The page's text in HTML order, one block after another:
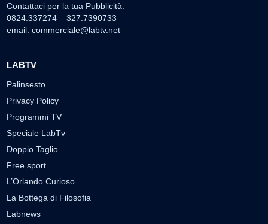
Contattaci per la tua Pubblicità:
0824.337274 – 327.7390733
email: commerciale@labtv.net
LABTV
Palinsesto
Privacy Policy
Programmi TV
Speciale LabTv
Doppio Taglio
Free sport
L’Orlando Curioso
La Bottega di Filosofia
Labnews